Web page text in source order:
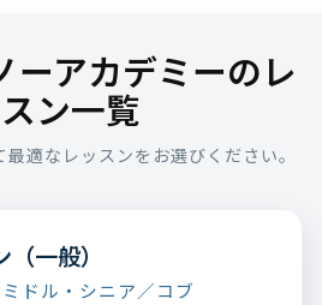
ーアカデミーのレ
ン一覧
適なレッスンをお選びください。
一般）
ドル・シニア／コブ